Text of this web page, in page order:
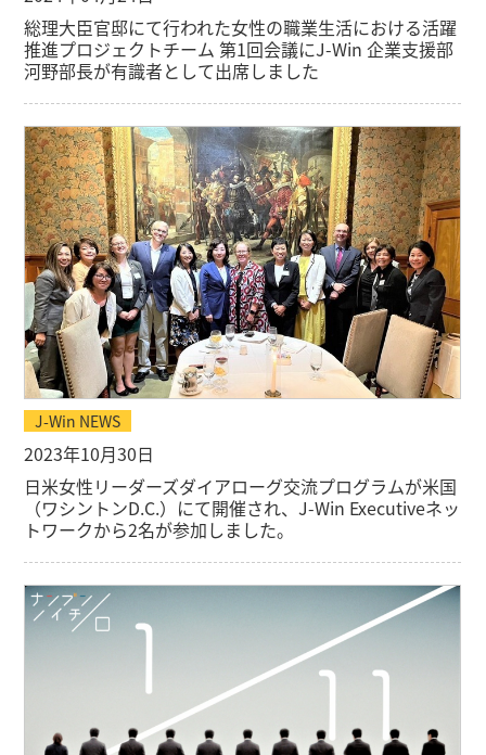
総理大臣官邸にて行われた女性の職業生活における活躍
推進プロジェクトチーム 第1回会議にJ-Win 企業支援部
河野部長が有識者として出席しました
J-Win NEWS
2023年10月30日
日米女性リーダーズダイアローグ交流プログラムが米国
（ワシントンD.C.）にて開催され、J-Win Executiveネッ
トワークから2名が参加しました。